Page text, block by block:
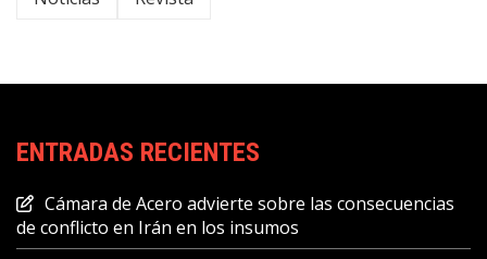
ENTRADAS RECIENTES
Cámara de Acero advierte sobre las consecuencias
de conflicto en Irán en los insumos